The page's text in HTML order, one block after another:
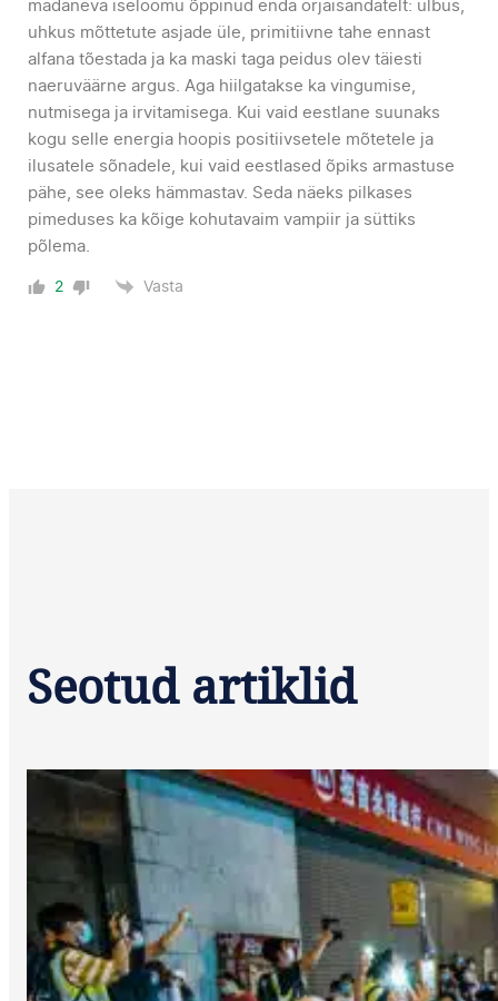
mädaneva iseloomu õppinud enda orjaisandatelt: ülbus,
uhkus mõttetute asjade üle, primitiivne tahe ennast
alfana tõestada ja ka maski taga peidus olev täiesti
naeruväärne argus. Aga hiilgatakse ka vingumise,
nutmisega ja irvitamisega. Kui vaid eestlane suunaks
kogu selle energia hoopis positiivsetele mõtetele ja
ilusatele sõnadele, kui vaid eestlased õpiks armastuse
pähe, see oleks hämmastav. Seda näeks pilkases
pimeduses ka kõige kohutavaim vampiir ja süttiks
põlema.
2 Vasta
Seotud artiklid